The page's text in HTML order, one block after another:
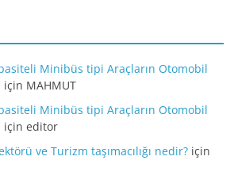
Minibüs tipi Araçların Otomobil
için MAHMUT
Minibüs tipi Araçların Otomobil
içineditor
ve Turizm taşımacılığı nedir? için